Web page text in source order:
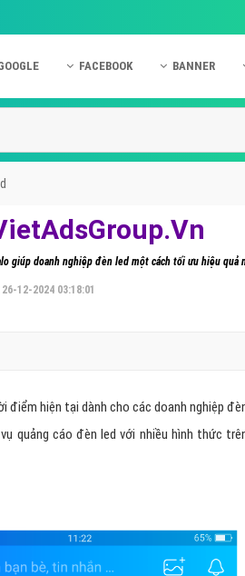
Việt Ads
Dịch vụ quảng cáo Google
Các hình thức quảng cáo Google
FACEBOOK
Hỏi đáp Facebook
BANNER
giúp doanh nghiệp đèn led một cách tối ưu hiệu
26-12-2024 03:18:01
điểm hiện tại dành cho các doanh nghiệp
quảng cáo đèn led với nhiều hình thức